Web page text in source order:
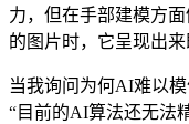
力，但在手部建模方
的图片时，它呈现出来
当我询问为何AI难以模
“目前的AI算法还无法